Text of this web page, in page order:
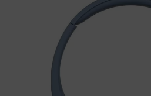
Audio